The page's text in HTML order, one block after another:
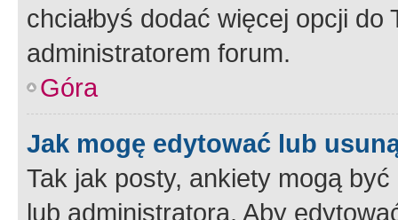
chciałbyś dodać więcej opcji
administratorem forum.
Góra
Jak mogę edytować lub
Tak jak posty, ankiety mogą
lub administratora. Aby